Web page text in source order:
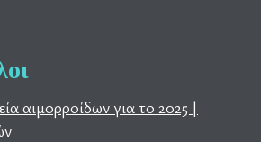
αιμορροίδων για το 2025 |